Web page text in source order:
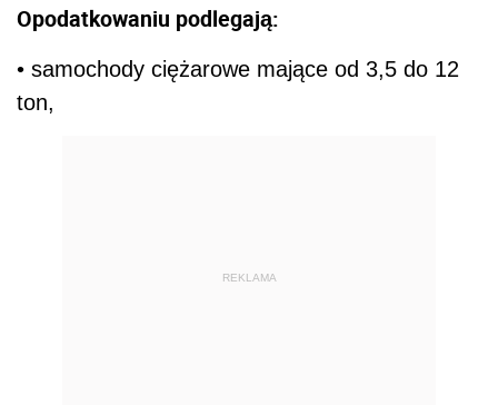
Opodatkowaniu podlegają:
• samochody ciężarowe mające od 3,5 do 12
ton,
REKLAMA